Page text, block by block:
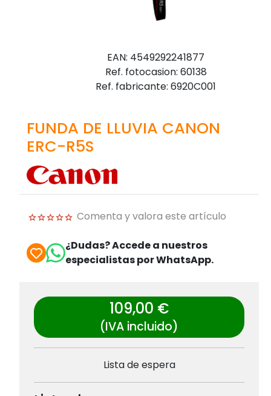
EAN: 4549292241877
Ref. fotocasion: 60138
Ref. fabricante: 6920C001
FUNDA DE LLUVIA CANON
ERC-R5S
Comenta y valora este artículo
¿Dudas? Accede a nuestros
especialistas por WhatsApp.
109,00 €
(IVA incluido)
Lista de espera